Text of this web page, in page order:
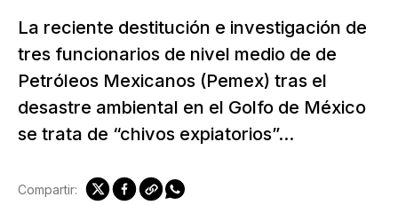
La reciente destitución e investigación de
tres funcionarios de nivel medio de de
Petróleos Mexicanos (Pemex) tras el
desastre ambiental en el Golfo de México
se trata de “chivos expiatorios”...
Compartir: